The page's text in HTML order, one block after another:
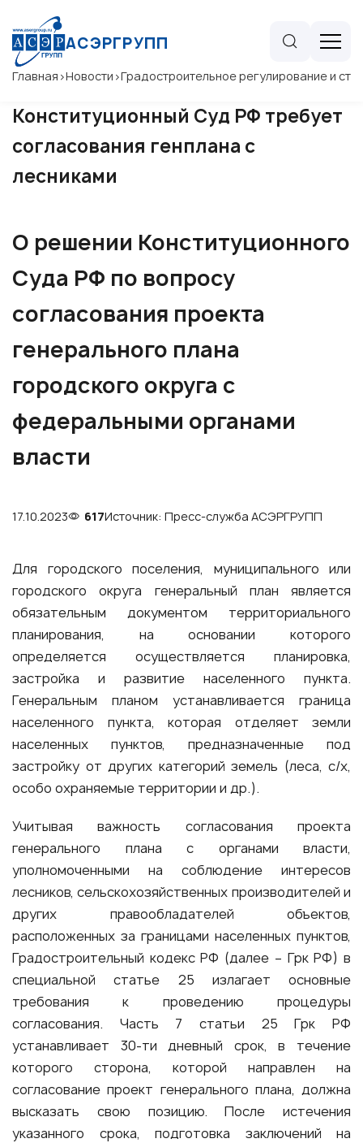
АСЭРГРУПП
Главная >Новости >Градостроительное регулирование и
Конституционный Суд РФ требует
согласования генплана с
лесниками
О решении Конституционного
Суда РФ по вопросу
согласования проекта
генерального плана
городского округа с
федеральными органами
власти
17.10.2023 617Источник: Пресс-служба АСЭРГРУПП
Для городского поселения, муниципального или
городского округа генеральный план является
обязательным документом территориального
планирования, на основании которого
определяется осуществляется планировка,
застройка и развитие населенного пункта.
Генеральным планом устанавливается граница
населенного пункта, которая отделяет земли
населенных пунктов, предназначенные под
застройку от других категорий земель (леса, с/х,
особо охраняемые территории и др.).
Учитывая важность согласования проекта
генерального плана с органами власти,
уполномоченными на соблюдение интересов
лесников, сельскохозяйственных производителей и
других правообладателей объектов,
расположенных за границами населенных пунктов,
Градостроительный кодекс РФ (далее – Грк РФ) в
специальной статье 25 излагает основные
требования к проведению процедуры
согласования. Часть 7 статьи 25 Грк РФ
устанавливает 30-ти дневный срок, в течение
которого сторона, которой направлен на
согласование проект генерального плана, должна
высказать свою позицию. После истечения
указанного срока, подготовка заключений на